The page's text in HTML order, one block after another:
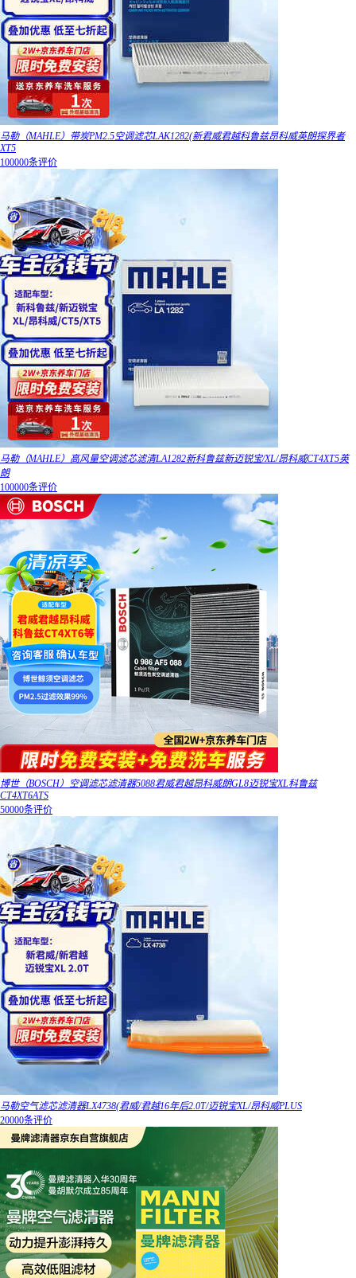
马勒（MAHLE）带炭PM2.5空调滤芯LAK1282(新君威君越科鲁兹昂科威英朗探界者
XT5
100000条评价
马勒（MAHLE）高风量空调滤芯滤清LA1282新科鲁兹新迈锐宝/XL/昂科威CT4XT5英
朗
100000条评价
博世（BOSCH）空调滤芯滤清器5088君威君越昂科威朗GL8迈锐宝XL科鲁兹
CT4XT6ATS
50000条评价
马勒空气滤芯滤清器LX4738(君威/君越16年后2.0T/迈锐宝XL/昂科威PLUS
20000条评价